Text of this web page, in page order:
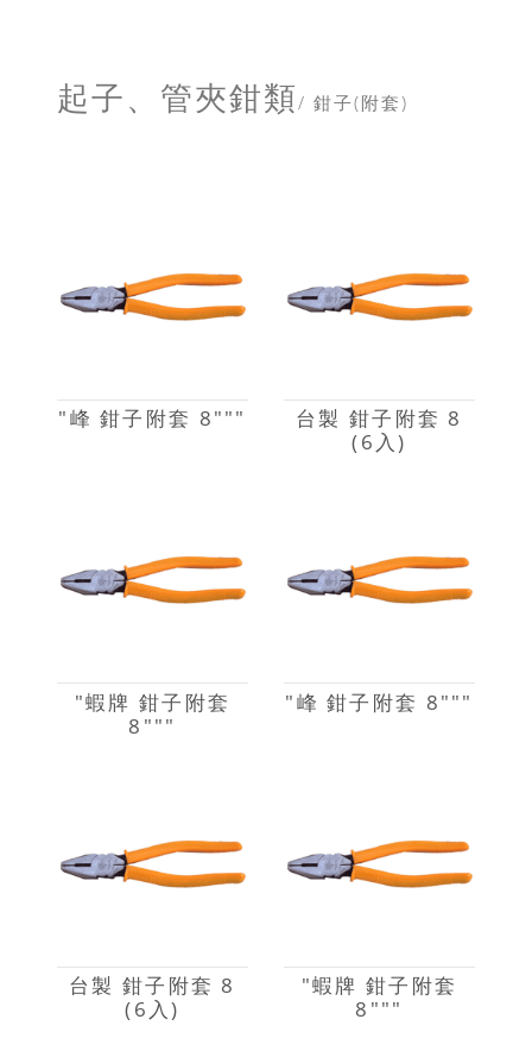
起子、管夾鉗類/ 鉗子(附套)
"峰 鉗子附套 8"""
台製 鉗子附套 8
(6入)
"蝦牌 鉗子附套
8"""
"峰 鉗子附套 8"""
台製 鉗子附套 8
(6入)
"蝦牌 鉗子附套
8"""